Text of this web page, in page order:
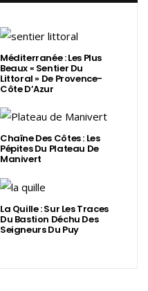
Méditerranée : Les Plus
Beaux « Sentier Du
Littoral » De Provence-
Côte D’Azur
Chaîne Des Côtes : Les
Pépites Du Plateau De
Manivert
La Quille : Sur Les Traces
Du Bastion Déchu Des
Seigneurs Du Puy